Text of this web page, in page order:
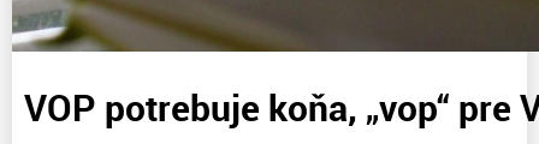
VOP potrebuje koňa, „vop“ pre